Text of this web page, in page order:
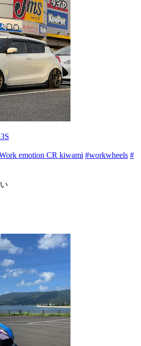
emotion CR kiwami #workwheels #